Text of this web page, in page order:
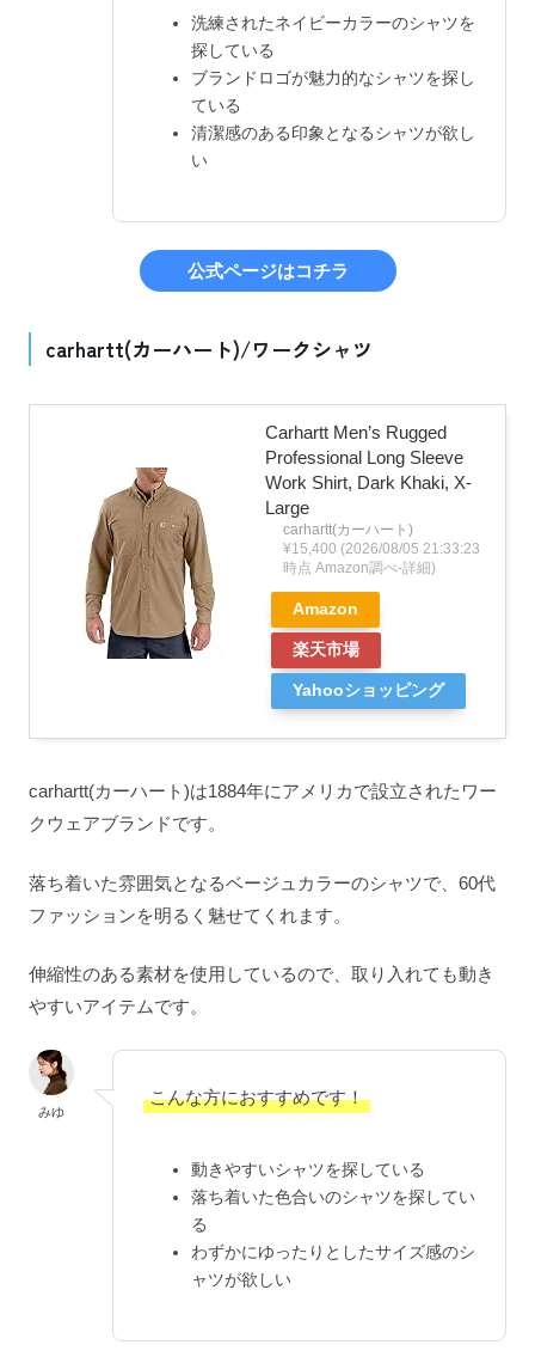
洗練されたネイビーカラーのシャツを
探している
ブランドロゴが魅力的なシャツを探し
ている
清潔感のある印象となるシャツが欲し
い
公式ページはコチラ
carhartt(カーハート)/ワークシャツ
Carhartt Men’s Rugged
Professional Long Sleeve
Work Shirt, Dark Khaki, X-
Large
carhartt(カーハート)
¥15,400 (2026/08/05 21:33:23
時点 Amazon調べ-詳細)
Amazon
楽天市場
Yahooショッピング
carhartt(カーハート)は1884年にアメリカで設立されたワー
クウェアブランドです。
落ち着いた雰囲気となるベージュカラーのシャツで、60代
ファッションを明るく魅せてくれます。
伸縮性のある素材を使用しているので、取り入れても動き
やすいアイテムです。
みゆ
こんな方におすすめです！
動きやすいシャツを探している
落ち着いた色合いのシャツを探してい
る
わずかにゆったりとしたサイズ感のシ
ャツが欲しい